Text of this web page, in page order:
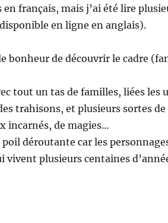
français, mais j’ai été lire
en ligne en anglais).
bonheur de découvrir le cadre
tout un tas de familles, liées les
trahisons, et plusieurs sortes de
incarnés, de magies…
déroutante car les
plusieurs centaines
Forever 长相思 (2023) : LE drama